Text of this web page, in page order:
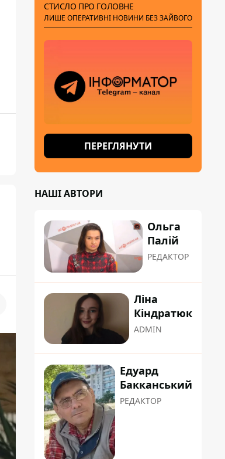
СТИСЛО ПРО ГОЛОВНЕ
ЛИШЕ ОПЕРАТИВНІ НОВИНИ БЕЗ ЗАЙВОГО
ПЕРЕГЛЯНУТИ
НАШІ АВТОРИ
Ольга
Палій
РЕДАКТОР
Ліна
Кіндратюк
ADMIN
Едуард
Бакканський
РЕДАКТОР